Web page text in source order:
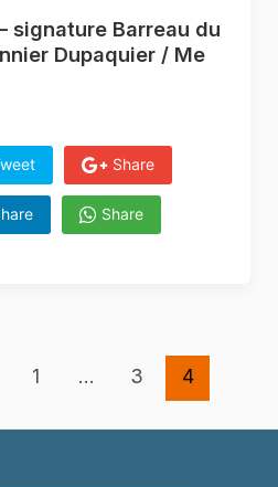
signature Barreau du
Dupaquier / Me
Share
Share
1 … 3 4